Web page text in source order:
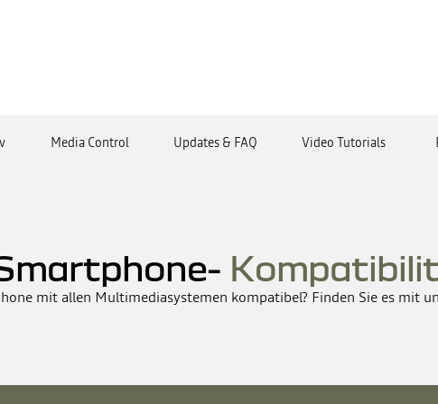
Media Control Updates & FAQ Video Tutorials
mit allen Multimediasystemen kompatibel? Finden Sie es mit